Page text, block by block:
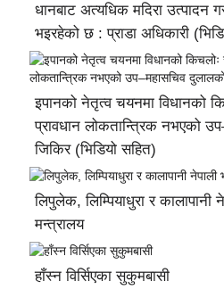
धानबाट अत्यधिक मदिरा उत्पादन
भइरहेको छ : प्राडा अधिकारी
इपानको नेतृत्व चयनमा विधानको
प्रावधान लोकतान्त्रिक नभएको
जिकिर (भिडियो सहित)
लिपुलेक, लिम्पियाधुरा र कालापानी
मन्त्रालय
हाँस्न विर्सिएका सुकुमबासी